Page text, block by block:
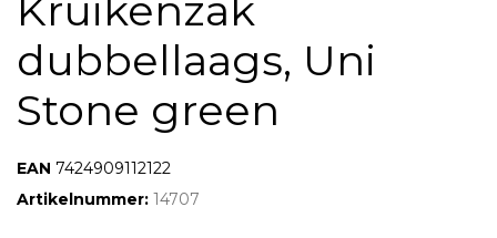
Kruikenzak
dubbellaags, Uni
Stone green
EAN: 7424909112122
Artikelnummer: 14707